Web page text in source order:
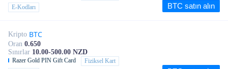
E-Kodları
BTC satın alın
Kripto BTC
Oran 0.650
Sınırlar 10.00-500.00 NZD
Razer Gold PIN Gift Card
Fiziksel Kart